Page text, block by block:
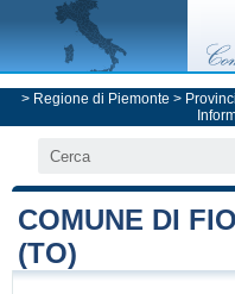
> Regione di Piemonte >
COMUNE DI
(TO)